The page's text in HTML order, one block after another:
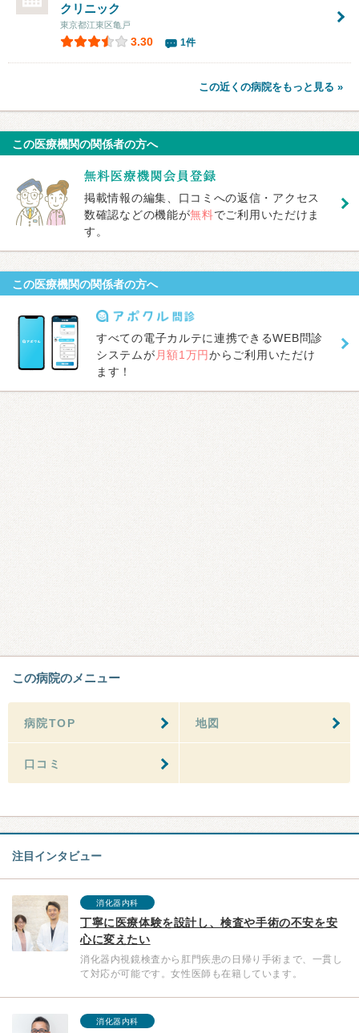
クリニック
東京都江東区亀戸
3.30 1件
この近くの病院をもっと見る »
この医療機関の関係者の方へ
掲載情報の編集、口コミへの返信・アクセス
数確認などの機能が無料でご利用いただけま
す。
この医療機関の関係者の方へ
すべての電子カルテに連携できるWEB問診
システムが 月額1万円からご利用いただけ
ます！
この病院のメニュー
病院TOP 地図
口コミ
注目インタビュー
消化器内科
丁寧に医療体験を設計し、検査や手術の不安を安
心に変えたい
消化器内視鏡検査から肛門疾患の日帰り手術まで、一貫し
て対応が可能です。女性医師も在籍しています。
消化器内科